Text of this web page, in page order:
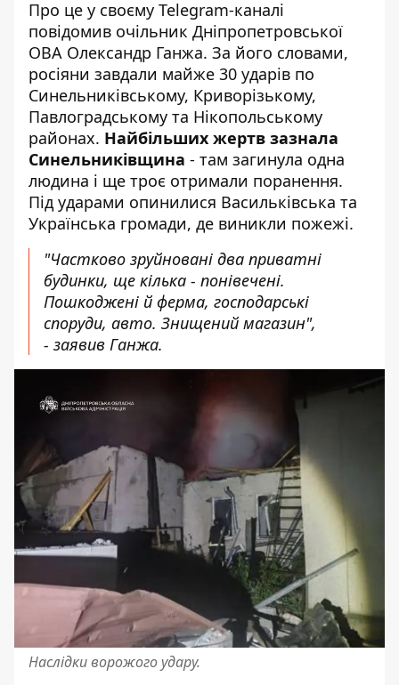
Про це у своєму Telegram-каналі
повідомив очільник Дніпропетровської
ОВА Олександр Ганжа. За його словами,
росіяни завдали майже 30 ударів по
Синельниківському, Криворізькому,
Павлоградському та Нікопольському
районах. Найбільших жертв зазнала
Синельниківщина - там загинула одна
людина і ще троє отримали поранення.
Під ударами опинилися Васильківська та
Українська громади, де виникли пожежі.
"Частково зруйновані два приватні
будинки, ще кілька - понівечені.
Пошкоджені й ферма, господарські
споруди, авто. Знищений магазин",
- заявив Ганжа.
Наслідки ворожого удару.